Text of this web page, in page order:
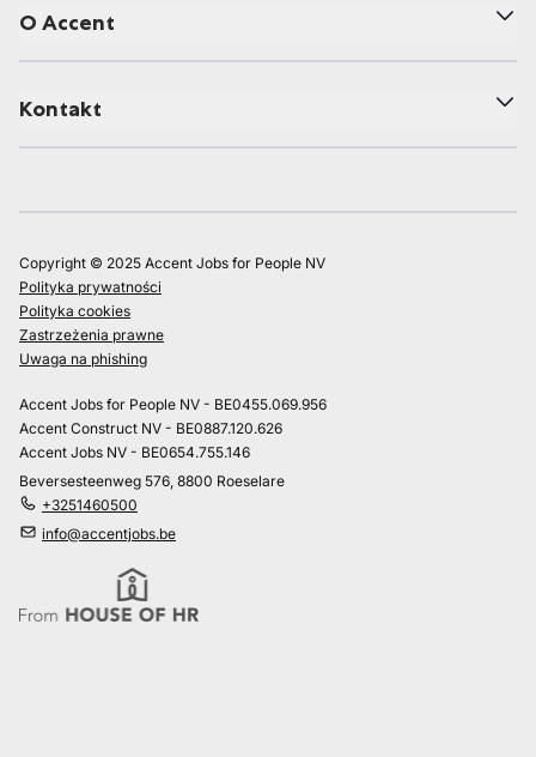
O Accent
Kontakt
Copyright © 2025 Accent Jobs for People NV
Polityka prywatności
Polityka cookies
Zastrzeżenia prawne
Uwaga na phishing
Accent Jobs for People NV - BE0455.069.956
Accent Construct NV - BE0887.120.626
Accent Jobs NV - BE0654.755.146
Beversesteenweg 576, 8800 Roeselare
+3251460500
info@accentjobs.be